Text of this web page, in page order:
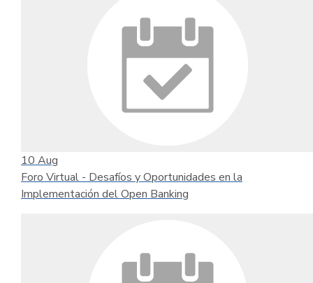
10 Aug
Foro Virtual - Desafíos y Oportunidades en la
Implementación del Open Banking